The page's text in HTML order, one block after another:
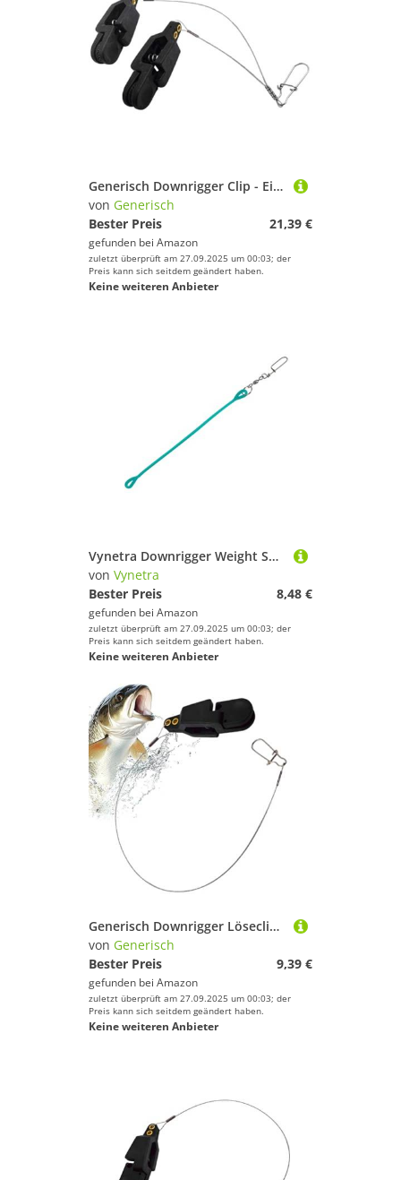
Generisch Downrigger Clip - Einstellbare Ausrüstung | Downrigger Schnur-Auslöser Zubehör,Für Planer Trolling Offshore Küste Süßwasser Salzwasser
von Generisch
Bester Preis
21,39 €
gefunden bei Amazon
zuletzt überprüft am 27.09.2025 um 00:03; der
Preis kann sich seitdem geändert haben.
Keine weiteren Anbieter
Vynetra Downrigger Weight Snubber Schleppdämpfer für Meeresangeln, Salzwasser, Salzwasser, Angeln
von Vynetra
Bester Preis
8,48 €
gefunden bei Amazon
zuletzt überprüft am 27.09.2025 um 00:03; der
Preis kann sich seitdem geändert haben.
Keine weiteren Anbieter
Generisch Downrigger Löseclip | Starke Spannung Antirutsch - Auslöseclips Für Gewichtsplaner Brett | Für Planer Trolling Offshore Küste Süßwasser Salzwasser
von Generisch
Bester Preis
9,39 €
gefunden bei Amazon
zuletzt überprüft am 27.09.2025 um 00:03; der
Preis kann sich seitdem geändert haben.
Keine weiteren Anbieter